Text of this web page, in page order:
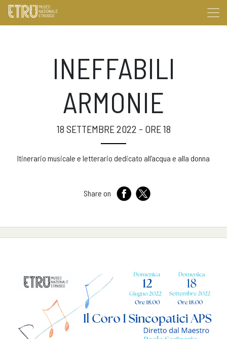
INEFFABILI
ARMONIE
18 SETTEMBRE 2022 - ORE 18
Itinerario musicale e letterario dedicato all’acqua e alla donna
Share on